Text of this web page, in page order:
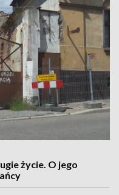
życie. O jego